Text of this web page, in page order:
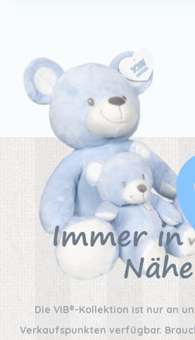
Immer in
Nähe
Die VIB®-Kollektion ist nur an
Verkaufspunkten verfügbar.